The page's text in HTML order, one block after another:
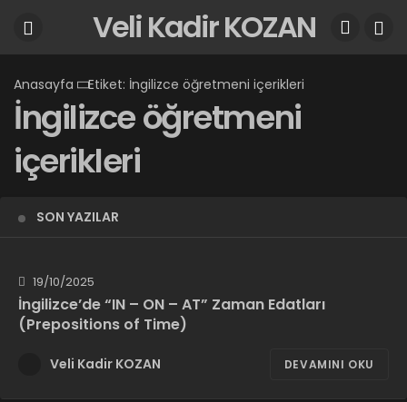
Veli Kadir KOZAN
Anasayfa Etiket: İngilizce öğretmeni içerikleri
İngilizce öğretmeni
içerikleri
SON YAZILAR
19/10/2025
İngilizce’de “IN – ON – AT” Zaman Edatları
(Prepositions of Time)
Veli Kadir KOZAN DEVAMINI OKU